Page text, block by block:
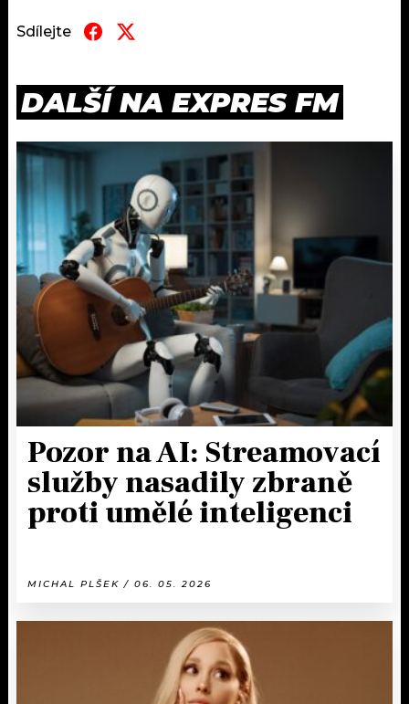
Sdílejte
DALŠÍ NA EXPRES FM
Pozor na AI: Streamovací
služby nasadily zbraně
proti umělé inteligenci
MICHAL PLŠEK / 06. 05. 2026